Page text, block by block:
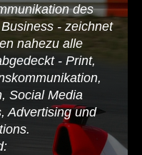
des
- zeichnet
nahezu alle
- Print,
Social Media
Advertising und